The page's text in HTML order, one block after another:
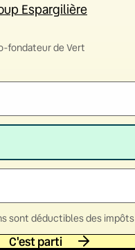
Espargilière
fondateur de Vert
sont déductibles des impôts
C'est parti